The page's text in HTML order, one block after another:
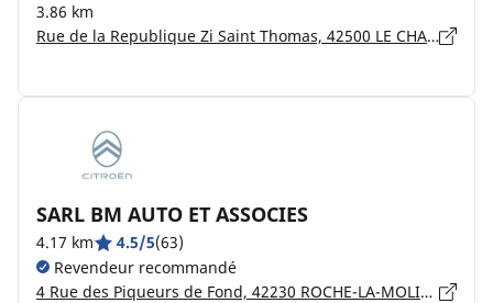
3.86 km
Rue de la Republique Zi Saint Thomas, 42500 LE CHAMBON FEUGEROLLES
SARL BM AUTO ET ASSOCIES
4.17 km 4.5/5(63)
Revendeur recommandé
4 Rue des Piqueurs de Fond, 42230 ROCHE-LA-MOLIÈRE